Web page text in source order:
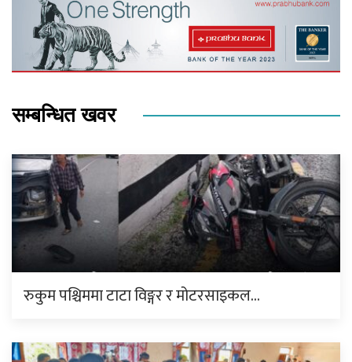
सम्बन्धित खवर
रुकुम पश्चिममा टाटा विङ्गर र मोटरसाइकल…